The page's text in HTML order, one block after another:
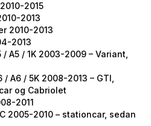
2015
2013
2010-2013
2013
A5 / 1K 2003-2009 – Variant,
A6 / 5K 2008-2013 – GTI,
og Cabriolet
2011
2005-2010 – stationcar, sedan